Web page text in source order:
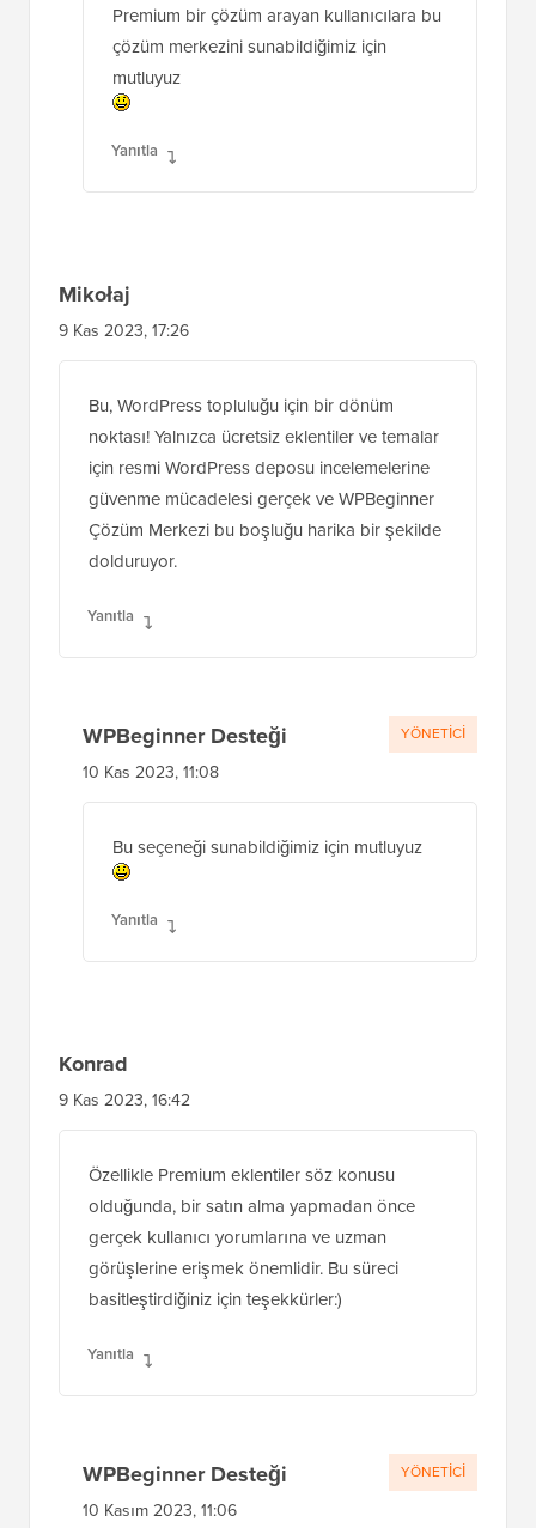
Premium bir çözüm arayan kullanıcılara bu
çözüm merkezini sunabildiğimiz için
mutluyuz
Yanıtla
Mikołaj
9 Kas 2023, 17:26
Bu, WordPress topluluğu için bir dönüm
noktası! Yalnızca ücretsiz eklentiler ve temalar
için resmi WordPress deposu incelemelerine
güvenme mücadelesi gerçek ve WPBeginner
Çözüm Merkezi bu boşluğu harika bir şekilde
dolduruyor.
Yanıtla
WPBeginner Desteği
10 Kas 2023, 11:08
Bu seçeneği sunabildiğimiz için mutluyuz
Yanıtla
YÖNETICI
Konrad
9 Kas 2023, 16:42
Özellikle Premium eklentiler söz konusu
olduğunda, bir satın alma yapmadan önce
gerçek kullanıcı yorumlarına ve uzman
görüşlerine erişmek önemlidir. Bu süreci
basitleştirdiğiniz için teşekkürler:)
Yanıtla
WPBeginner Desteği
10 Kasım 2023, 11:06
YÖNETICI